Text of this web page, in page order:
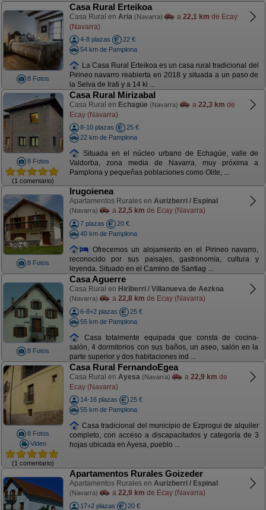
8 Fotos
Casa Rural Erteikoa
Casa Rural en Aria (Navarra) a 22,1 km de Ecay
(Navarra)
4-8 plazas
22 €
54 km de Pamplona
La Casa Rural Erteikoa es un casa rural tradicional del
Pirineo navarro reabierta en 2018 y situada a un paso de
la Selva de Irati y a 14 ki ...
8 Fotos
(1 comentario)
Casa Rural Mirizabal
Casa Rural en Echagüe (Navarra) a 22,3 km de
Ecay (Navarra)
8-10 plazas
25 €
22 km de Pamplona
Situada en el núcleo urbano de Echagüe, valle de
Valdorba, zona media de Navarra, muy próxima a
Pamplona y pequeñas poblaciones como Olite, ...
8 Fotos
Irugoienea
Apartamentos Rurales en Aurizberri / Espinal
(Navarra) a 22,5 km de Ecay (Navarra)
7 plazas
20 €
40 km de Pamplona
Ofrecemos un alojamiento en el Pirineo navarro,
reconocido por sus paisajes, gastronomía, cultura y
leyenda. Situado en el Camino de Santiag ...
8 Fotos
Casa Aguerre
Casa Rural en Hiriberri / Villanueva de Aezkoa
(Navarra) a 22,8 km de Ecay (Navarra)
6-8+2 plazas
25 €
55 km de Pamplona
Casa totalmente equipada que consta de cocina-
salón, 4 dormitorios con sus baños, un aseo, salón en la
parte superior y dos habitaciones ind ...
8 Fotos
Video
(1 comentario)
Casa Rural FernandoEgea
Casa Rural en Ayesa (Navarra) a 22,9 km de
Ecay (Navarra)
14-16 plazas
25 €
55 km de Pamplona
Casa tradicional del municipio de Ezprogui de alquiler
completo, con acceso a discapacitados y categoría de 3
hojas ubicada en Ayesa, pueblo ...
Apartamentos Rurales Goizeder
Apartamentos Rurales en Aurizberri / Espinal
(Navarra) a 22,9 km de Ecay (Navarra)
17+2 plazas
20 €